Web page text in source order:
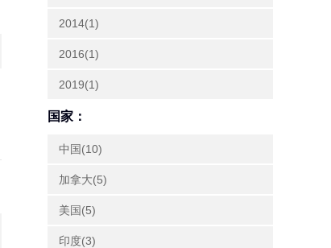
2014(1)
2016(1)
2019(1)
国家：
中国(10)
加拿大(5)
美国(5)
印度(3)